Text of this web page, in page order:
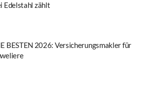
Edelstahl zählt
BESTEN 2026: Versicherungsmakler für